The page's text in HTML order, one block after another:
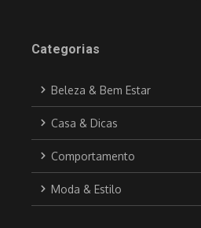
Categorias
Beleza & Bem Estar
Casa & Dicas
Comportamento
Moda & Estilo